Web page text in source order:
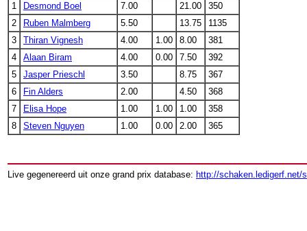
1
Desmond Boel 7.00 21.00
350
2
Ruben Malmberg 5.50 13.75
1135
3
Thiran Vignesh 4.00 1.00 8.00
381
4
Alaan Biram 4.00 0.00 7.50
392
5
Jasper Prieschl 3.50 8.75
367
6
Fin Alders 2.00 4.50
368
7
Elisa Hope 1.00 1.00 1.00
358
8
Steven Nguyen 1.00 0.00 2.00 365
Live gegenereerd uit onze grand prix database: http://schaken.ledigerf.net/